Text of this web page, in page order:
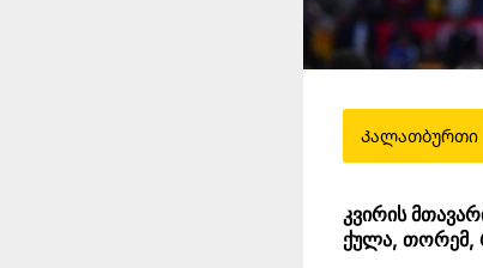
Კალათბურთი
კვირის
ქულა, თორემ,